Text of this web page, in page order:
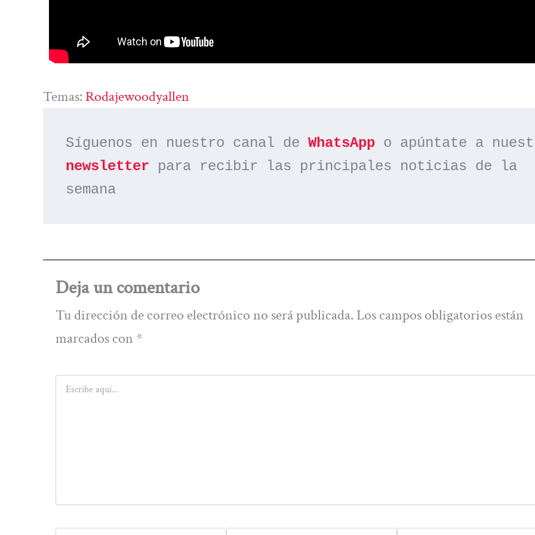
Temas: Rodajewoodyallen
Síguenos en nuestro canal de WhatsApp
newsletter para recibir las principales noticias de la
semana
Deja un comentario
Tu dirección de correo electrónico no será publicada. Los campos obligatorios están
marcados con *
Escribe
aquí...